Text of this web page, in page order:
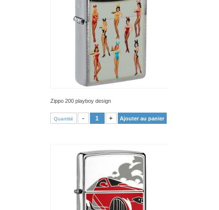
Zippo 200 playboy design
Quantité - + Ajouter au panier